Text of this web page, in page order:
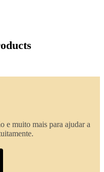
e muito mais para ajudar a